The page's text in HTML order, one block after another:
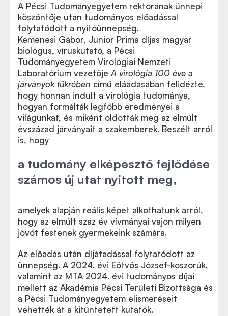
A Pécsi Tudományegyetem rektorának ünnepi
köszöntője után tudományos előadással
folytatódott a nyitóünnepség.
Kemenesi Gábor, Junior Prima díjas magyar
biológus, víruskutató, a Pécsi
Tudományegyetem Virológiai Nemzeti
Laboratórium vezetője A virológia 100 éve a
járványok tükrében című eláadásában felidézte,
hogy honnan indult a virológia tudománya,
hogyan formálták legfőbb eredményei a
világunkat, és miként oldották meg az elmúlt
évszázad járványait a szakemberek. Beszélt arról
is, hogy
a tudomány elképesztő fejlődése
számos új utat nyitott meg,
amelyek alapján reális képet alkothatunk arról,
hogy az elmúlt száz év vívmányai vajon milyen
jövőt festenek gyermekeink számára.
Az előadás után díjátadással folytatódott az
ünnepség. A 2024. évi Eötvös József-koszorúk,
valamint az MTA 2024. évi tudományos díjai
mellett az Akadémia Pécsi Területi Bizottsága és
a Pécsi Tudományegyetem elismeréseit
vehették át a kitüntetett kutatók.